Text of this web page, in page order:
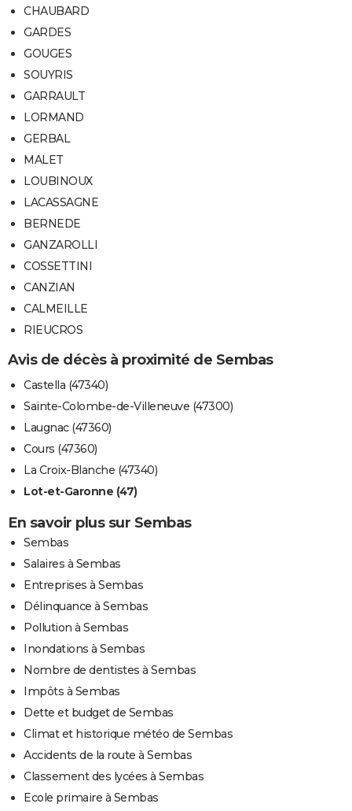
CHAUBARD
GARDES
GOUGES
SOUYRIS
GARRAULT
LORMAND
GERBAL
MALET
LOUBINOUX
LACASSAGNE
BERNEDE
GANZAROLLI
COSSETTINI
CANZIAN
CALMEILLE
RIEUCROS
Avis de décès à proximité de Sembas
Castella (47340)
Sainte-Colombe-de-Villeneuve (47300)
Laugnac (47360)
Cours (47360)
La Croix-Blanche (47340)
Lot-et-Garonne (47)
En savoir plus sur Sembas
Sembas
Salaires à Sembas
Entreprises à Sembas
Délinquance à Sembas
Pollution à Sembas
Inondations à Sembas
Nombre de dentistes à Sembas
Impôts à Sembas
Dette et budget de Sembas
Climat et historique météo de Sembas
Accidents de la route à Sembas
Classement des lycées à Sembas
Ecole primaire à Sembas